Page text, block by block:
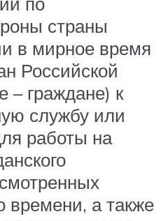
страны
в мирное время
Российской
– граждане) к
службу или
работы на
времени, а также